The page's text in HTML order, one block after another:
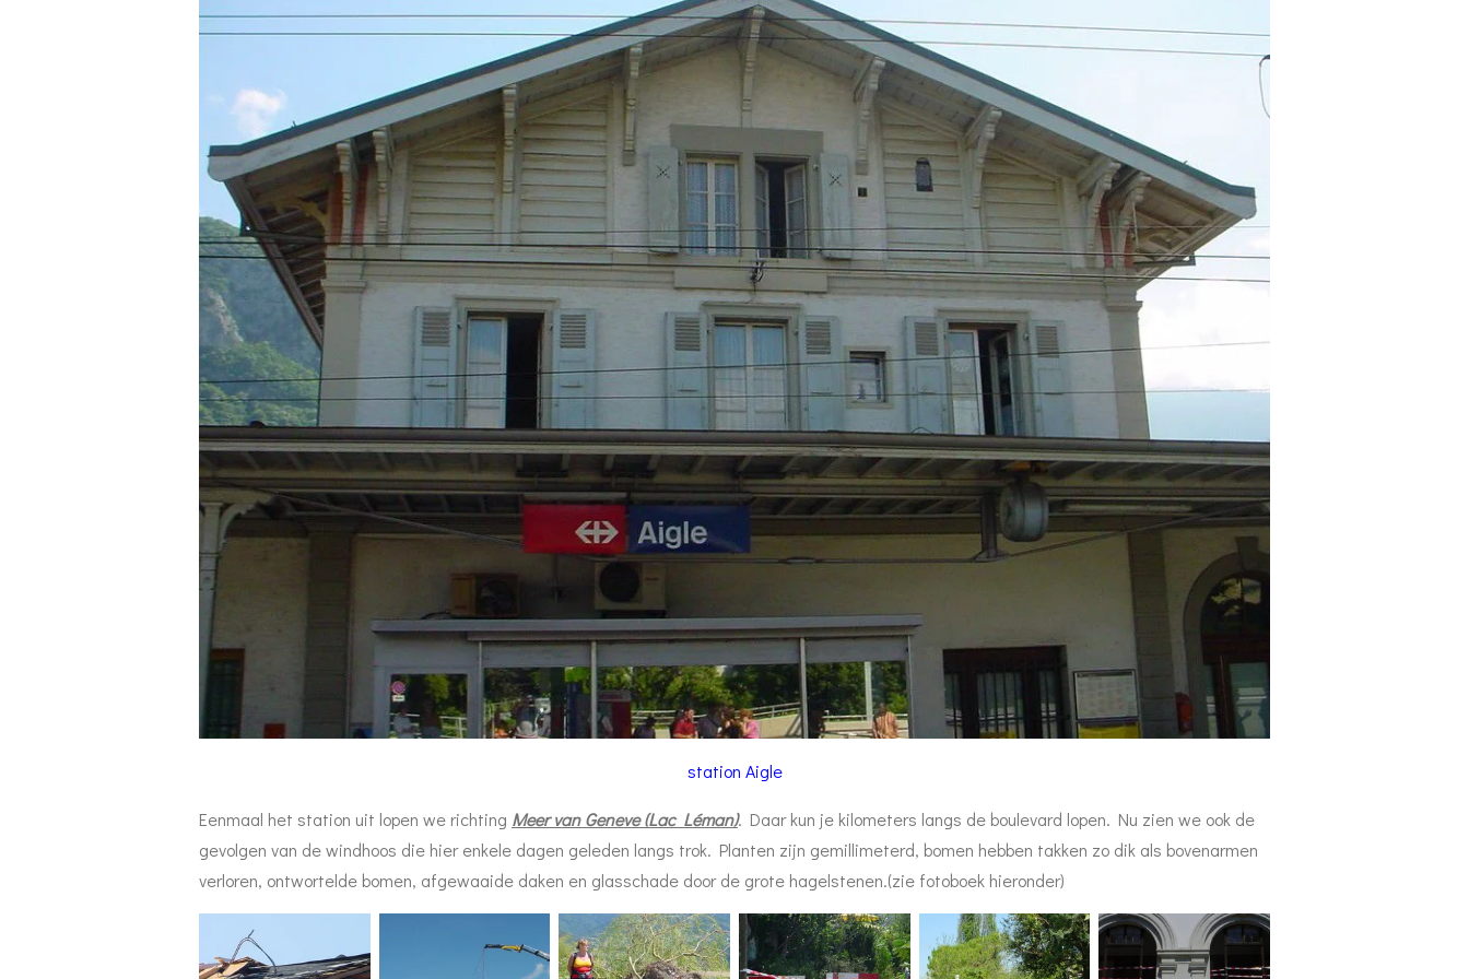
station Aigle
Eenmaal het station uit lopen we richting Meer van Geneve (Lac Léman). Daar kun je kilometers langs de boulevard lopen. Nu zien we ook de
gevolgen van de windhoos die hier enkele dagen geleden langs trok. Planten zijn gemillimeterd, bomen hebben takken zo dik als bovenarmen
verloren, ontwortelde bomen, afgewaaide daken en glasschade door de grote hagelstenen.(zie fotoboek hieronder)